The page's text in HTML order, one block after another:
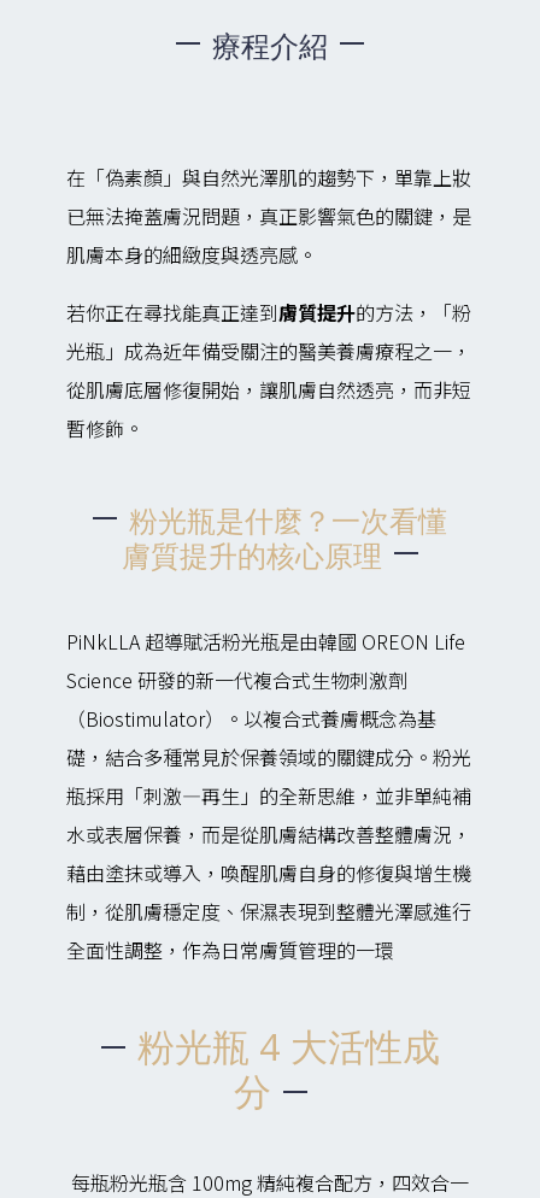
療程介紹
在「偽素顏」與自然光澤肌的趨勢下，單靠上妝
已無法掩蓋膚況問題，真正影響氣色的關鍵，是
肌膚本身的細緻度與透亮感。
若你正在尋找能真正達到膚質提升的方法，「粉
光瓶」成為近年備受關注的醫美養膚療程之一，
從肌膚底層修復開始，讓肌膚自然透亮，而非短
暫修飾。
粉光瓶是什麼？一次看懂
膚質提升的核心原理
PiNkLLA 超導賦活粉光瓶是由韓國 OREON Life
Science 研發的新一代複合式生物刺激劑
（Biostimulator）。以複合式養膚概念為基
礎，結合多種常見於保養領域的關鍵成分。粉光
瓶採用「刺激—再生」的全新思維，並非單純補
水或表層保養，而是從肌膚結構改善整體膚況，
藉由塗抹或導入，喚醒肌膚自身的修復與增生機
制，從肌膚穩定度、保濕表現到整體光澤感進行
全面性調整，作為日常膚質管理的一環
粉光瓶 4 大活性成
分
每瓶粉光瓶含 100mg 精純複合配方，四效合一